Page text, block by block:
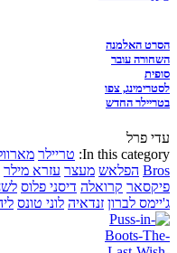
הסרט האלמנה
השחורה עובר
סופית
לסטרימינג, צפו
בטריילר החדש
עדי פרל
In this category: טריילר
Bros הפלאש מעצר עזרא מילר
פיקסאר קרואלה דיסני פלוס
ג'יימס לברון זנדאיה לוני טונס